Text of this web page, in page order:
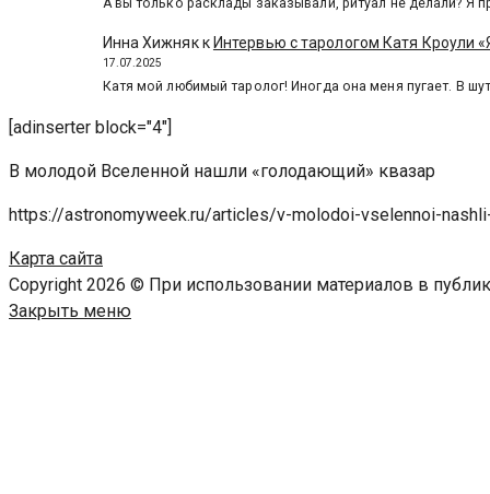
А вы только расклады заказывали, ритуал не делали? Я
Инна Хижнякк Интервью с тарологом Катя Кроули
17.07.2025
Катя мой любимый таролог! Иногда она меня пугает. В
[adinserter block="4"]
В молодой Вселенной нашли «голодающий» квазар
https://astronomyweek.ru/articles/v-molodoi-vselennoi-
Карта сайта
Copyright 2026 © При использовании материалов в
Закрыть меню